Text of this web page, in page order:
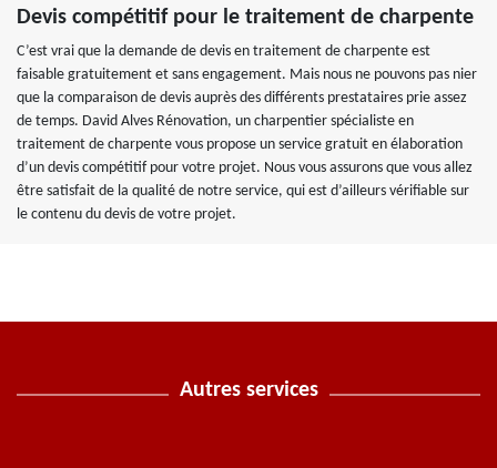
Devis compétitif pour le traitement de charpente
C’est vrai que la demande de devis en traitement de charpente est
faisable gratuitement et sans engagement. Mais nous ne pouvons pas nier
que la comparaison de devis auprès des différents prestataires prie assez
de temps. David Alves Rénovation, un charpentier spécialiste en
traitement de charpente vous propose un service gratuit en élaboration
d’un devis compétitif pour votre projet. Nous vous assurons que vous allez
être satisfait de la qualité de notre service, qui est d’ailleurs vérifiable sur
le contenu du devis de votre projet.
Autres services